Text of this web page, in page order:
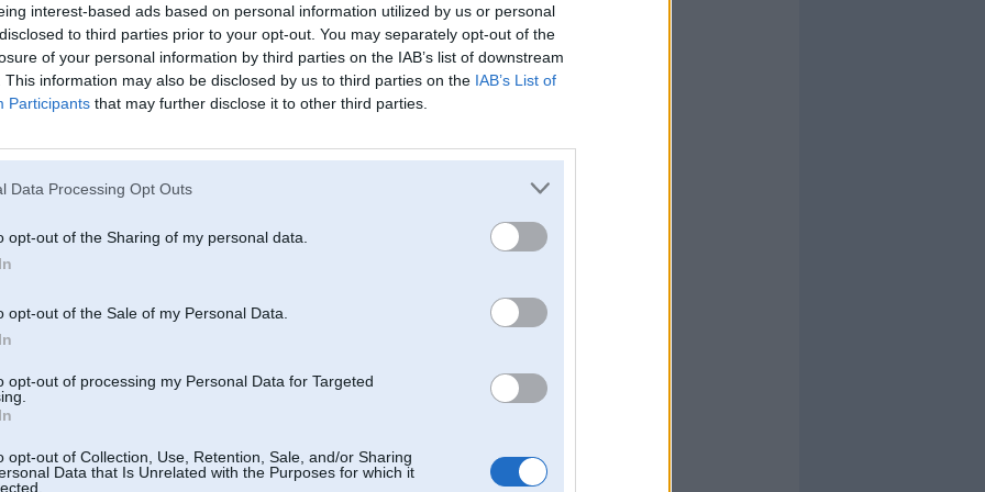
interest-based ads based on personal information utilized by us or personal
to third parties prior to your opt-out. You may separately opt-out of the
of your personal information by third parties on the IAB’s list of downstream
This information may also be disclosed by us to third parties on the IAB’s List of
Participants that may further disclose it to other third parties.
Data Processing Opt Outs
opt-out of the Sharing of my personal data.
opt-out of the Sale of my Personal Data.
opt-out of processing my Personal Data for Targeted
opt-out of Collection, Use, Retention, Sale, and/or Sharing
Data that Is Unrelated with the Purposes for which it
tevi nepazistu a kas tev pa abidu ir ??? nu labi maksa tavs auto 10 k vairak, ludzu , ludzu
Apr 2008, 11:16
11:14
11:13
11:13
nedel bija Ls 25 :inflacija: